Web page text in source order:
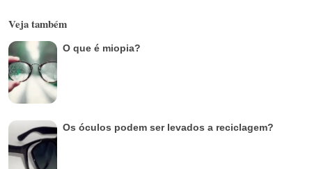
Veja também
O que é miopia?
Os óculos podem ser levados a reciclagem?